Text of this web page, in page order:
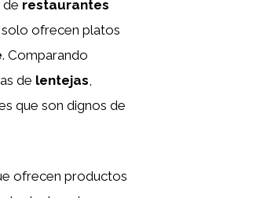
de restaurantes
solo ofrecen platos
. Comparando
de lentejas,
que son dignos de
ofrecen productos